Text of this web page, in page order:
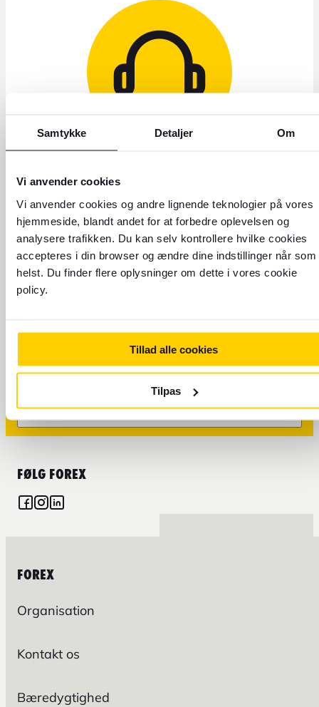
Samtykke Detaljer Om
Vi anvender cookies
Vi anvender cookies og andre lignende teknologier på vores
hjemmeside, blandt andet for at forbedre oplevelsen og
analysere trafikken. Du kan selv kontrollere hvilke cookies
accepteres i din browser og ændre dine indstillinger når som
helst. Du finder flere oplysninger om dette i vores cookie
policy.
Tillad alle cookies
Tilpas
Send os en e-mail eller
besøg vores
kundeserviceside
Husk at visse forhold såsom spørgsmål om bestilling af
flyrejser og rejseoplevelser, skal tages direkte med vores
partnere. Du finder mere information
REJSE
FØLG FOREX
FOREX
Organisation
Kontakt os
Bæredygtighed